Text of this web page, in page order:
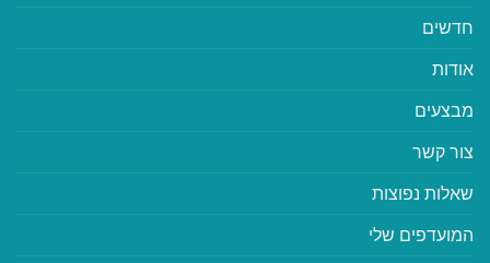
חדשים
אודות
מבצעים
צור קשר
שאלות נפוצות
המועדפים שלי